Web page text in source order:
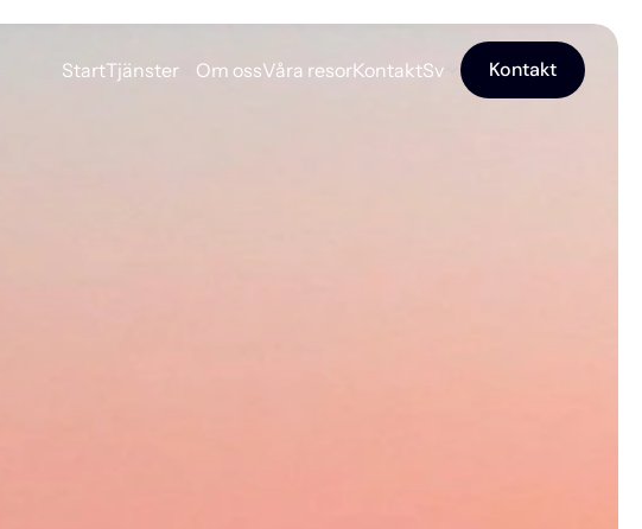
StartTjänster Om ossVåra resorKontaktSv Kontakt